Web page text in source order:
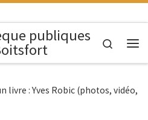
publiques
Search
livre : Yves Robic (photos, vidéo,